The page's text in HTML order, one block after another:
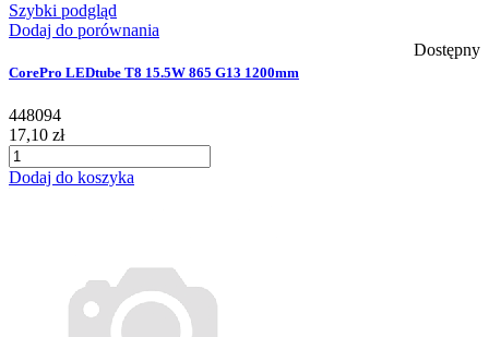
Szybki podgląd
Dodaj do porównania
Dostępny
CorePro LEDtube T8 15.5W 865 G13 1200mm
448094
17,10 zł
Dodaj do koszyka